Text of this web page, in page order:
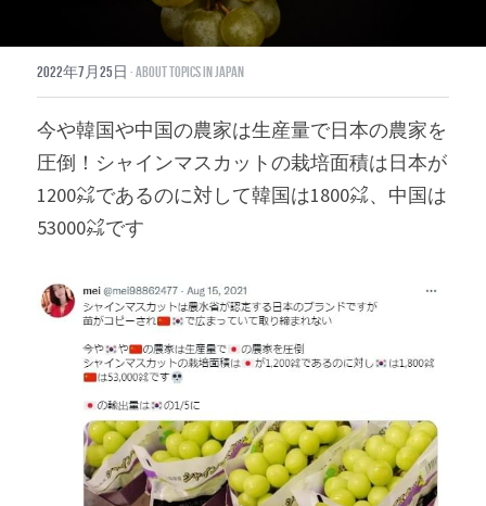
Featured Topics
Japan
Russia News
特集ページ
About Mei
Beginner's Content
question corner
2022年7月25日 ·About topics in Japan
今や韓国や中国の農家は生産量で日本の農家を
圧倒！シャインマスカットの栽培面積は日本が
1200㌶であるのに対して韓国は1800㌶、中国は
53000㌶です